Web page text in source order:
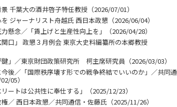
千葉大の酒井啓子特任教授（2026/07/01）
ジャーナリスト舟越氏 西日本政懇（2026/06/04）
念／「賃上げと生産性向上を」（2026/04/28）
口」 政懇３月例会 東京大史料編纂所の本郷教授
／東京財団政策研究所 柯主席研究員（2026/03/03）
後／「国際秩序壊す形での戦争終結でいいのか」／共同通
05）
トは公共性に奉仕する」（2025/12/23）
西日本政懇／共同通信・佐藤氏（2025/11/26）